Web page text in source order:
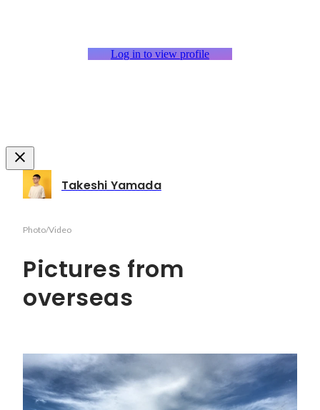
Log in to view profile
Takeshi Yamada
Photo/Video
Pictures from
overseas